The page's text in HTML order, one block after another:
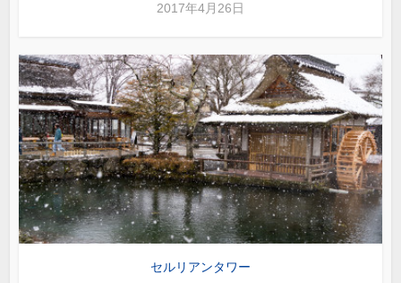
2017年4月26日
セルリアンタワー